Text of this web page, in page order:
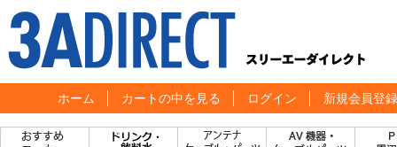
ホーム カートの中を見る ログイン 新規会員登録